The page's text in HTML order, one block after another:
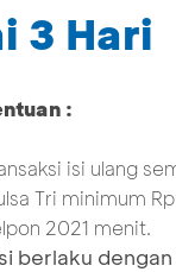
3 Hari
:
isi ulang
Tri minimum
2021 menit.
berlaku